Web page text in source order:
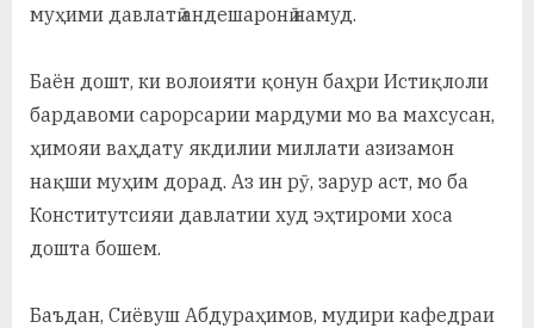
муҳими давлатӣ андешаронӣ намуд.
Баён дошт, ки волоияти қонун баҳри Истиқлоли
бардавоми сарорсарии мардуми мо ва махсусан,
ҳимояи ваҳдату якдилии миллати азизамон
нақши муҳим дорад. Аз ин рӯ, зарур аст, мо ба
Конститутсияи давлатии худ эҳтироми хоса
дошта бошем.
Баъдан, Сиёвуш Абдураҳимов, мудири кафедраи